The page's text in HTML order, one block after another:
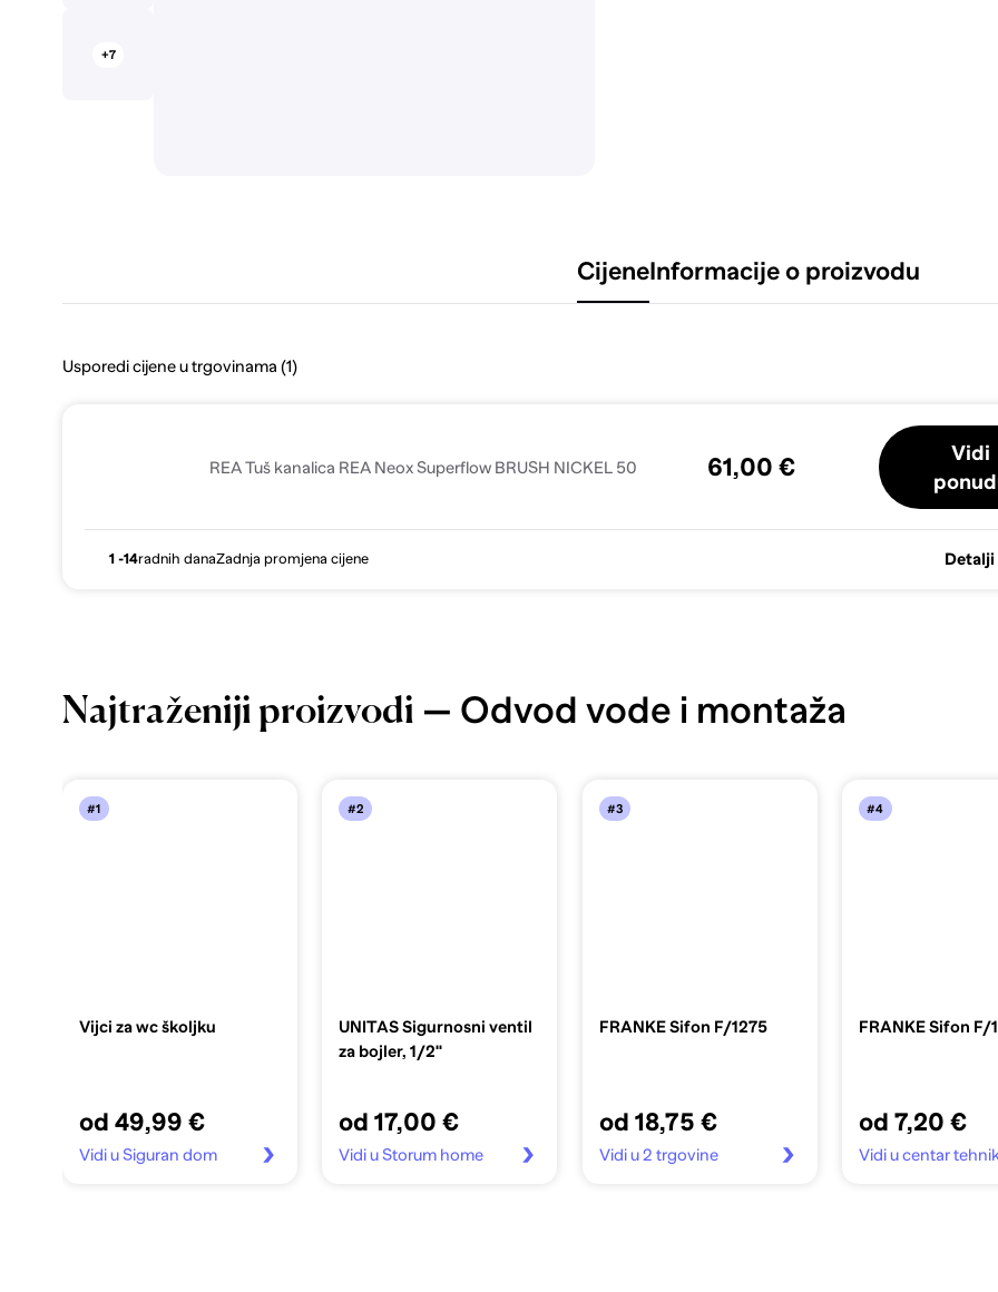
+7
CijeneInformacije o proizvodu
Usporedi cijene u trgovinama (1)
REA Tuš kanalica REA Neox Superflow BRUSH NICKEL 50 61,00 €
Vidi
1 -14radnih danaZadnja promjena cijene
Najtraženiji proizvodi — Odvod vode i montaža
#1
Vijci za wc školjku
od 49,99 €
Vidi u Siguran dom
#2
UNITAS Sigurnosni ventil
za bojler, 1/2"
od 17,00 €
Vidi u Storum home
#3
FRANKE Sifon F/1275
od 18,75 €
Vidi u 2 trgovine
#4
FRANKE Sifon F/
od 7,20 €
Vidi u centar